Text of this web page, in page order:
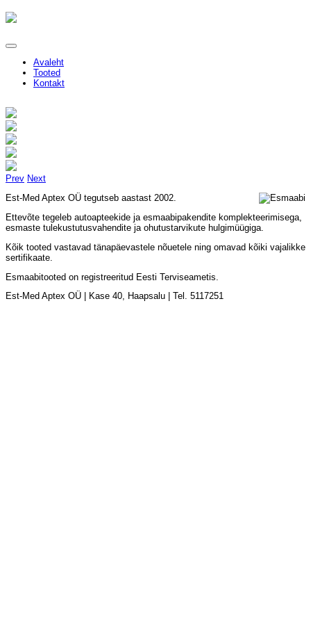
Avaleht
Tooted
Kontakt
Prev Next
Est-Med Aptex OÜ tegutseb aastast 2002.
Ettevõte tegeleb autoapteekide ja esmaabipakendite komplekteerimisega,
esmaste tulekustutusvahendite ja ohutustarvikute hulgimüügiga.
Kõik tooted vastavad tänapäevastele nõuetele ning omavad kõiki vajalikke
sertifikaate.
Esmaabitooted on registreeritud Eesti Terviseametis.
Est-Med Aptex OÜ | Kase 40, Haapsalu | Tel. 5117251